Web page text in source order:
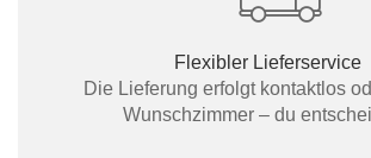
Flexibler Lieferservice
Die Lieferung erfolgt kontaktlos
Wunschzimmer – du